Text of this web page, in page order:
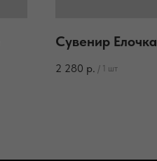
Сувенир Елочка
2 280 р. / 1 шт